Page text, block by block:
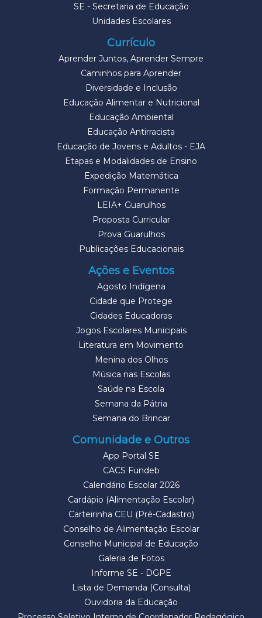
SE - Secretaria de Educação
Unidades Escolares
Currículo
Aprender Juntos, Aprender Sempre
Caminhos para Aprender
Diversidade e Inclusão
Educação Alimentar e Nutricional
Educação Ambiental
Educação Antirracista
Educação de Jovens e Adultos - EJA
Etapas e Modalidades de Ensino
Expedição Matemática
Formação Permanente
LEIA+ Guarulhos
Proposta Curricular
Prova Guarulhos
Publicações Educacionais
Ações e Eventos
Agosto Indígena
Cidade que Protege
Cidades Educadoras
Jogos Escolares Municipais
Literatura em Movimento
Menina dos Olhos
Música nas Escolas
Saúde na Escola
Semana da Pátria
Semana do Brincar
Comunidade e Outros
App Portal SE
CACS Fundeb
Calendário Escolar 2026
Cardápio (Alimentação Escolar)
Carteirinha CEU (Pré-Cadastro)
Conselho de Alimentação Escolar
Conselho Municipal de Educação
Galeria de Fotos
Informe SE - DGPE
Lista de Demanda (Consulta)
Ouvidoria da Educação